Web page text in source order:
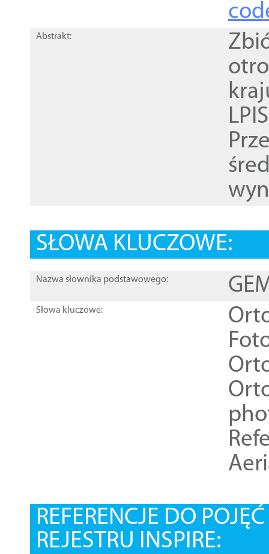
Abstrakt:
SŁOWA KLUCZOWE:
Nazwa słownika podstawowego:
Słowa kluczowe:
REFERENCJE DO
REJESTRU INSPIRE: